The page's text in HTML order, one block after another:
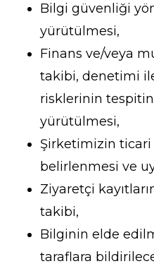
Bilgi güvenliği
yürütülmesi,
Finans ve/veya
takibi, denetimi
risklerinin
yürütülmesi,
Şirketimizin
belirlenmesi ve
Ziyaretçi
takibi,
Bilginin elde
taraflara